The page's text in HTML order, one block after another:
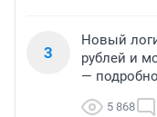
3
Новый
рублей и
—
5 868